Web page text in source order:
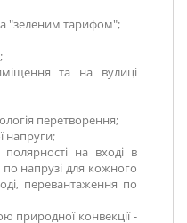
"зеленим тарифом";
та на вулиці
перетворення;
напруги;
полярності на вході в
напрузі для кожного
перевантаження по
природної конвекції -